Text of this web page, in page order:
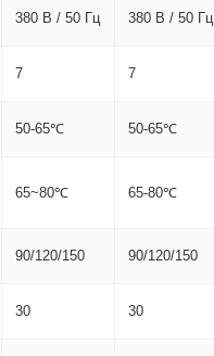
380 В / 50 Гц 380 В / 50 Гц
7 7
50-65℃ 50-65℃
65~80℃ 65-80℃
90/120/150 90/120/150
30 30